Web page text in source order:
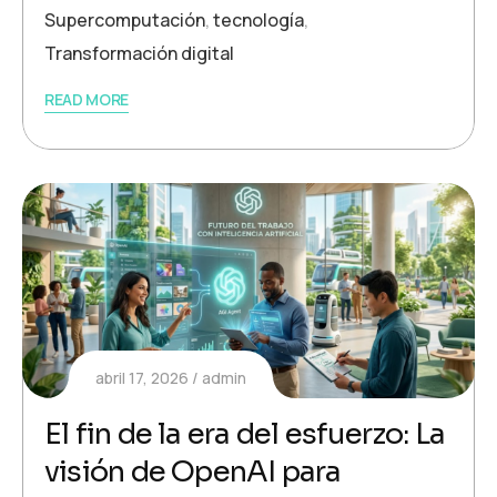
Supercomputación,tecnología,
Transformación digital
READ MORE
abril 17, 2026 admin
El fin de la era del esfuerzo: La
visión de OpenAI para